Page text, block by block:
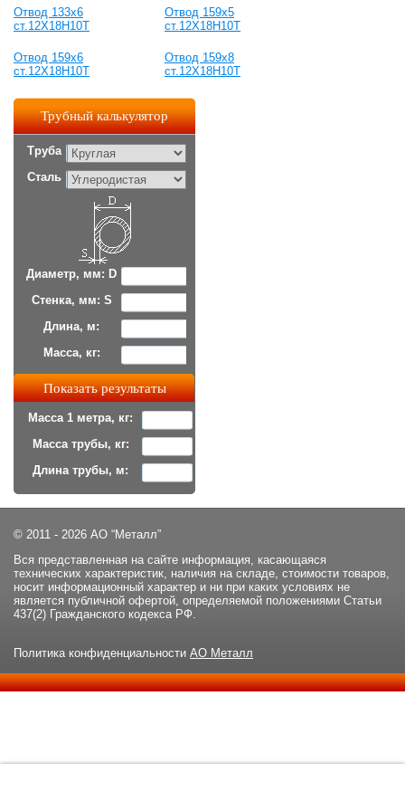
Отвод 133х6
ст.12Х18Н10Т
Отвод 159х5
ст.12Х18Н10Т
Отвод 159х6
ст.12Х18Н10Т
Отвод 159х8
ст.12Х18Н10Т
Трубный калькулятор
Труба
Сталь
Диаметр, мм: D
Стенка, мм: S
Длина, м:
Масса, кг:
Масса 1 метра, кг:
Масса трубы, кг:
Длина трубы, м:
© 2011 - 2026 АО “Металл”
Вся представленная на сайте информация, касающаяся
технических характеристик, наличия на складе, стоимости товаров,
носит информационный характер и ни при каких условиях не
является публичной офертой, определяемой положениями Статьи
437(2) Гражданского кодекса РФ.
Политика конфиденциальности АО Металл